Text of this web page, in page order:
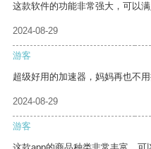
这款软件的功能非常强大，可以满
2024-08-29
游客
超级好用的加速器，妈妈再也不
2024-08-29
游客